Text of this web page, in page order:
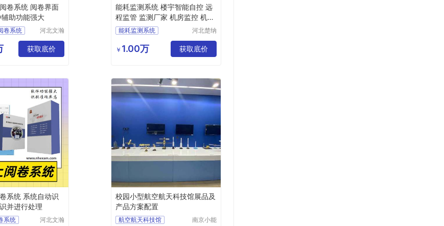
卷系统 阅卷界面
辅助功能强大
卷系统
河北文瀚
技发展有
限公司
获取底价
能耗监测系统 楼宇智能自控 远
程监管 监测厂家 机房监控 机房
可视化
能耗监测系统
机房可视化
机房监控
河北楚纳
公司
￥ 1.00万 获取底价
系统 系统自动识
并进行处理
系统
河北文瀚
校园小型航空航天科技馆展品及
产品方案配置
航空航天科技馆
南京小能